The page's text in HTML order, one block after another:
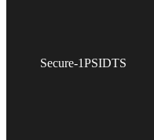
Secure-1PSIDTS